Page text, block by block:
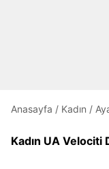
Anasayfa / Kadın /
Kadın UA Velociti